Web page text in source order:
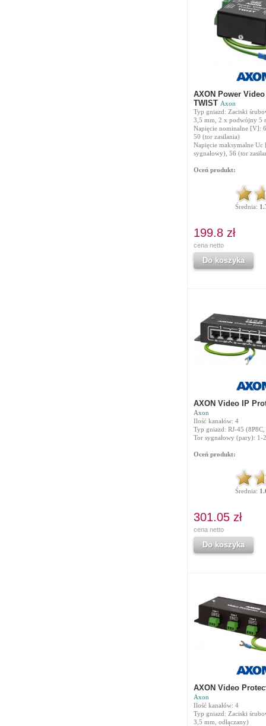
AXON Power
TWIST Axon
Typ gniazd: Zaciski
3,5 mm, 2 x podwójny 5
Napięcie nominalne [V]:
50 (tor zasilania)
Napięcie maksymalne
sygnałowy), 56 (tor
Oceń produkt:
Średnia:
199.8 zł
cena netto
Do koszyka
AXON Video IP
Axon
Ilość kanałów: 4
Typ gniazd: RJ-45
Tor sygnałowy (pary): 1-
Oceń produkt:
Średnia:
301.05 zł
cena netto
Do koszyka
AXON Video
Axon
Ilość kanałów: 4
Typ gniazd: Zaciski
3,5 mm, odłączany)